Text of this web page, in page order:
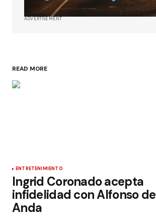
ADVERTISEMENT
READ MORE
ENTRETENIMIENTO
Ingrid Coronado acepta
infidelidad con Alfonso de
Anda